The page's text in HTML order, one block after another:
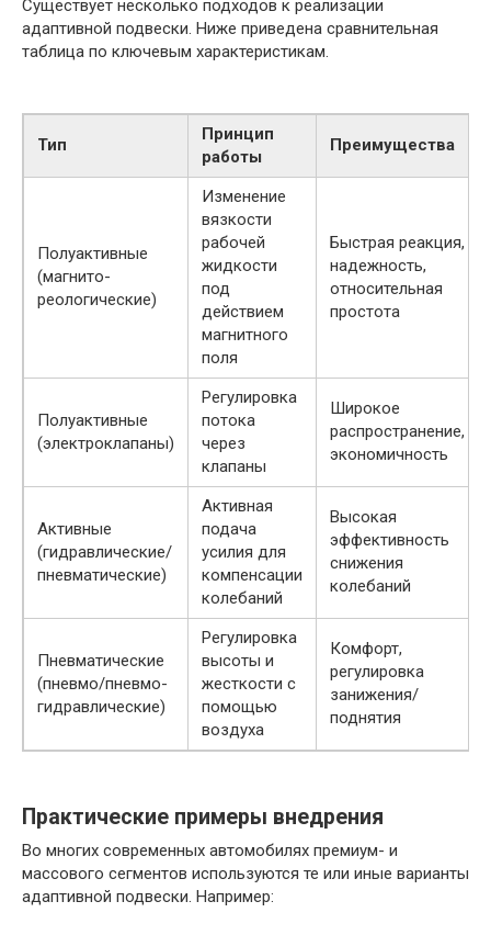
Существует несколько подходов к реализации
адаптивной подвески. Ниже приведена сравнительная
таблица по ключевым характеристикам.
Тип
Принцип
работы
Преимущества
Полуактивные
(магнито-
реологические)
Изменение
вязкости
рабочей
жидкости
под
действием
магнитного
поля
Быстрая реакция,
надежность,
относительная
простота
Полуактивные
(электроклапаны)
Регулировка
потока
через
клапаны
Широкое
распространение,
экономичность
Активные
(гидравлические/
пневматические)
Активная
подача
усилия для
компенсации
колебаний
Высокая
эффективность
снижения
колебаний
Пневматические
(пневмо/пневмо-
гидравлические)
Регулировка
высоты и
жесткости с
помощью
воздуха
Комфорт,
регулировка
занижения/
поднятия
Практические примеры внедрения
Во многих современных автомобилях премиум- и
массового сегментов используются те или иные варианты
адаптивной подвески. Например: